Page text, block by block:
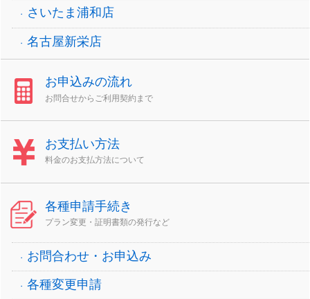
さいたま浦和店
名古屋新栄店
お申込みの流れ
お問合せからご利用契約まで
お支払い方法
料金のお支払方法について
各種申請手続き
プラン変更・証明書類の発行など
お問合わせ・お申込み
各種変更申請